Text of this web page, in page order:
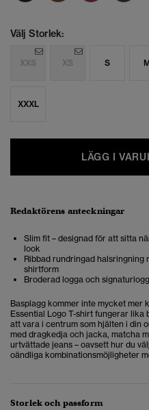
Välj Storlek:
XXS XS S
XXXL
LÄGG I
Redaktörens anteckningar
Slim fit – designad för att sitta
look
Ribbad rundringad
shirtform
Broderad logga och
Basplagg kommer inte mycket mer
Essential Logo T-shirt fungerar
att vara i centrum som hjälten i din
med dragkedja och jacka, matcha
urtvättade jeans – oavsett hur du
oändliga kombinationsmöjligheter
Storlek och passform